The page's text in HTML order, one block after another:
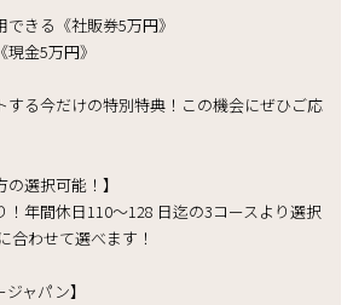
きる《社販券5万円》
金5万円》
する今だけの特別特典！この機会にぜひご応
の選択可能！】
！年間休日110～128 日迄の3コースより選択
合わせて選べます！
ャパン】